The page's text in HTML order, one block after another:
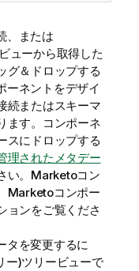
、または
ューから取得した
グ＆ドロップする
ーネントをデザイ
続またはスキーマ
ます。コンポーネ
スにドロップする
理されたメタデー
い。Marketoコン
Marketoコンポー
ョンをご覧くださ
タを変更するに
ー)ツリービューで